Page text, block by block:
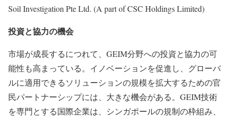
Soil Investigation Pte Ltd. (A part of CSC Holdings Limited)
投資と協力の機会
市場が成長するにつれて、GEIM分野への投資と協力の可
能性も高まっている。イノベーションを促進し、グローバ
ルに適用できるソリューションの規模を拡大するための官
民パートナーシップには、大きな機会がある。GEIM技術
を専門とする国際企業は、シンガポールの規制の枠組み、